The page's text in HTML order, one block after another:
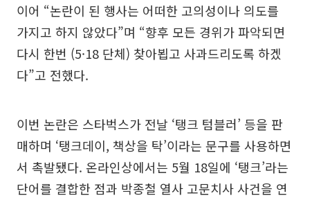
이어 “논란이 된 행사는 어떠한 고의성이나 의도를
가지고 하지 않았다”며 “향후 모든 경위가 파악되면
다시 한번 (5·18 단체) 찾아뵙고 사과드리도록 하겠
다”고 전했다.
이번 논란은 스타벅스가 전날 ‘탱크 텀블러’ 등을 판
매하며 ‘탱크데이, 책상을 탁’이라는 문구를 사용하면
서 촉발됐다. 온라인상에서는 5월 18일에 ‘탱크’라는
단어를 결합한 점과 박종철 열사 고문치사 사건을 연